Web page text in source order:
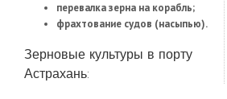
перевалка зерна на корабль;
фрахтование судов (насыпью).
Зерновые культуры в порту
Астрахань: